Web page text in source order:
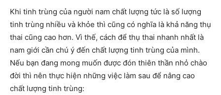
Khi tinh trùng của người nam chất lượng tức là số lượng
tinh trùng nhiều và khỏe thì cũng có nghĩa là khả năng thụ
thai cũng cao hơn. Vì thế, cách để thụ thai nhanh nhất là
nam giới cần chú ý đến chất lượng tinh trùng của mình.
Nếu bạn đang mong muốn được đón thiên thần nhỏ chào
đời thì nên thực hiện những việc làm sau để nâng cao
chất lượng tinh trùng: